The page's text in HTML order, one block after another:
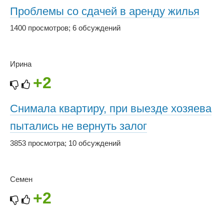
Проблемы со сдачей в аренду жилья
1400 просмотров; 6 обсуждений
Ирина
+2
Снимала квартиру, при выезде хозяева
пытались не вернуть залог
3853 просмотра; 10 обсуждений
Семен
+2